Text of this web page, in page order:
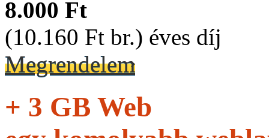
8.000 Ft
(10.160 Ft br.) éves díj
Megrendelem
+ 3 GB Web